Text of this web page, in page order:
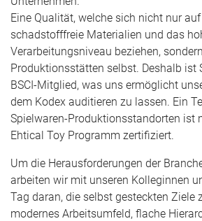
Eine Qualität, welche sich nicht nur
schadstofffreie Materialien und das
Verarbeitungsniveau beziehen,
Produktionsstätten selbst. Deshalb ist
BSCI-Mitglied, was uns ermöglicht
dem Kodex auditieren zu lassen. Ein
Spielwaren-Produktionsstandorten ist
Ehtical Toy Programm zertifiziert.
Um die Herausforderungen der
arbeiten wir mit unseren Kolleginnen
Tag daran, die selbst gesteckten Ziele
modernes Arbeitsumfeld, flache